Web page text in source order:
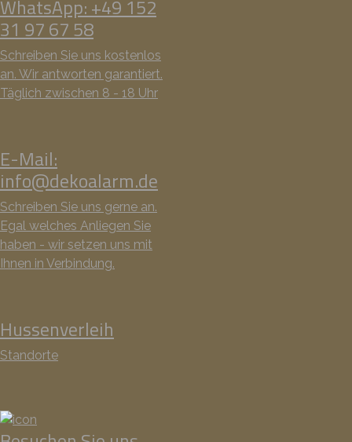
WhatsApp: +49 152
31 97 67 58
Schreiben Sie uns kostenlos
an. Wir antworten garantiert.
Täglich zwischen 8 - 18 Uhr
E-Mail:
info@dekoalarm.de
Schreiben Sie uns gerne an.
Egal welches Anliegen Sie
haben - wir setzen uns mit
Ihnen in Verbindung.
Hussenverleih
Standorte